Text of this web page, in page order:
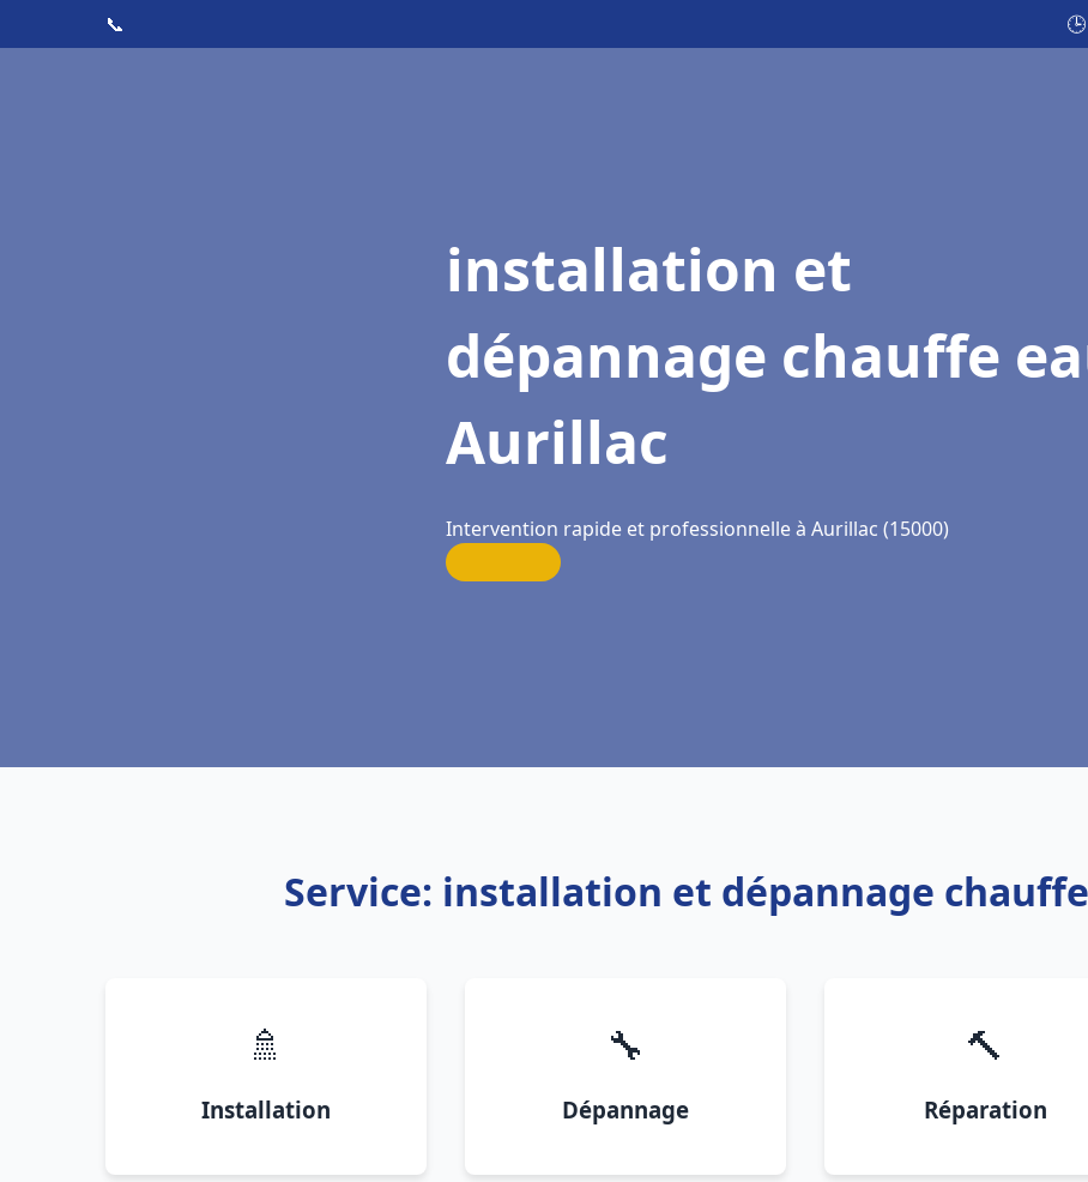
📞
installation et
dépannage chauffe
Aurillac
Intervention rapide et professionnelle à Aurillac (15000)
Service: installation et dépannage
🚿
Installation
🔧
Dépannage
🔨
Réparation